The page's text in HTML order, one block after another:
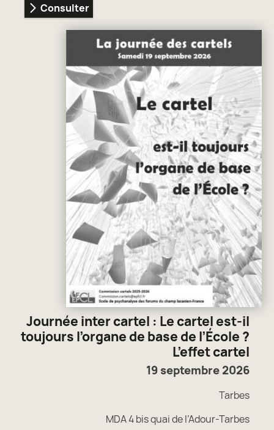
Consulter
Journée inter cartel : Le cartel est-il
toujours l’organe de base de l’École ?
L’effet cartel
19 septembre 2026
Tarbes
MDA 4 bis quai de l’Adour-Tarbes